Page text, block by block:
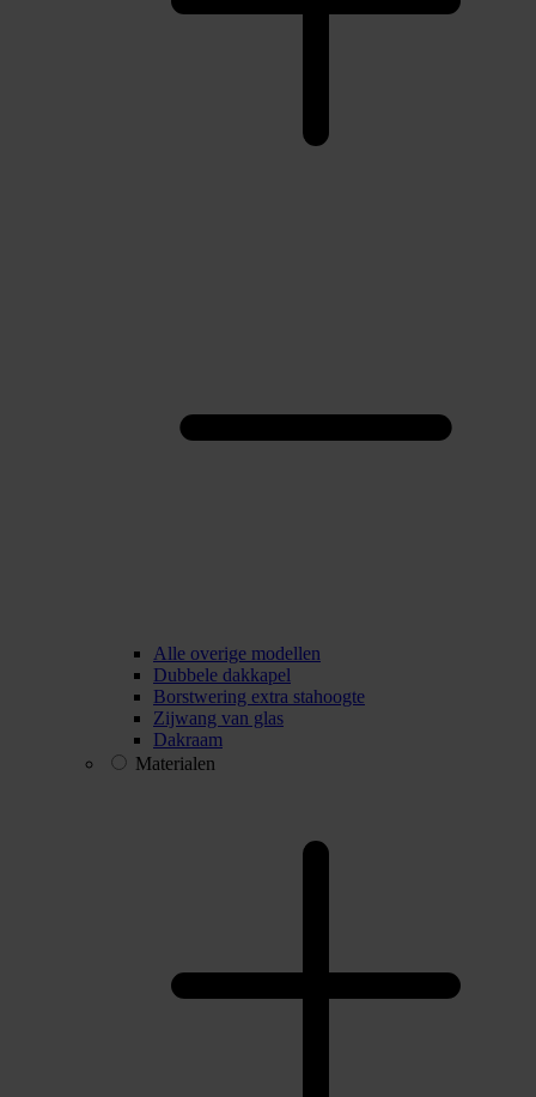
Alle overige modellen
Dubbele dakkapel
Borstwering extra stahoogte
Zijwang van glas
Dakraam
Materialen